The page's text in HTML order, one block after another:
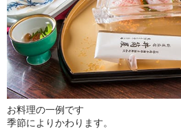
お料理の一例です
季節によりかわります。